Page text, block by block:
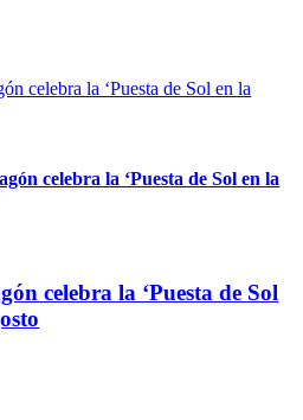
celebra la ‘Puesta de Sol en la
celebra la ‘Puesta de Sol en la
celebra la ‘Puesta de Sol